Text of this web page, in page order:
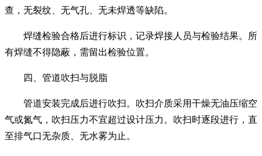
查，无裂纹、无气孔、无未焊透等缺陷。
焊缝检验合格后进行标识，记录焊接人员与检验结果。所
有焊缝不得隐蔽，需留出检验位置。
四、管道吹扫与脱脂
管道安装完成后进行吹扫。吹扫介质采用干燥无油压缩空
气或氮气，吹扫压力不宜超过设计压力。吹扫时逐段进行，直
至排气口无杂质、无水雾为止。